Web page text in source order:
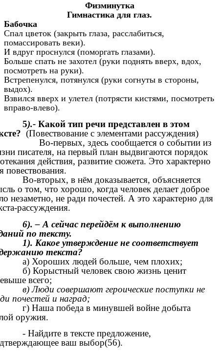
Физминутка
Гимнастика для глаз.
Бабочка
Спал цветок (закрыть глаза, расслабиться,
помассировать веки).
И вдруг проснулся (поморгать глазами).
Больше спать не захотел (руки поднять вверх, вдох,
посмотреть на руки).
Встрепенулся, потянулся (руки согнуты в стороны,
выдох).
Взвился вверх и улетел (потрясти кистями, посмотреть
вправо-влево).
5).- Какой тип речи представлен в этом
(Повествование с элементами рассуждения)
первых, здесь сообщается о событии из
писателя, на первый план выдвигаются порядок
действия, развитие сюжета. Это характерно
повествования.
Во-вторых, в нём доказывается, объясняется
о том, что хорошо, когда человек делает доброе
незаметно, не ради почестей. А это характерно для
рассуждения.
6). – А сейчас перейдём к выполнению
по тексту.
1). Какое утверждение не соответствует
текста?
а) Хороших людей больше, чем плохих;
б) Корыстный человек свою жизнь ценит
всего;
в) Люди совершают героические поступки не
почестей и наград;
г) Наша победа в минувшей войне добыта
оружия.
- Найдите в тексте предложение,
ваш выбор(56).